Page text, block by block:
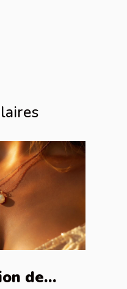
de